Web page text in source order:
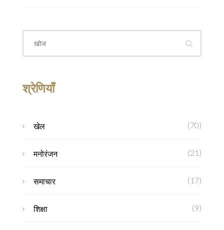
श्रेणियाँ
खेल (70)
मनोरंजन (21)
समाचार (17)
शिक्षा (9)